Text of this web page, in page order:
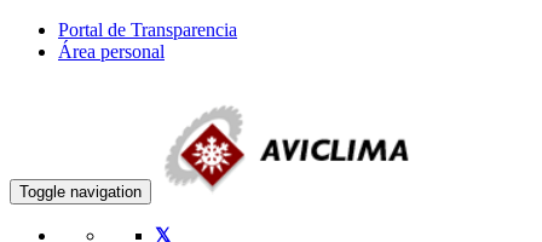
Portal de Transparencia
Área personal
Toggle navigation